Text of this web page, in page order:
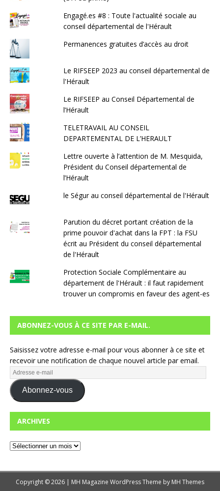
Engagé.es #8 : Toute l'actualité sociale au
conseil départemental de l'Hérault
Permanences gratuites d’accès au droit
Le RIFSEEP 2023 au conseil départemental de
l'Hérault
Le RIFSEEP au Conseil Départemental de
l’Hérault
TELETRAVAIL AU CONSEIL
DEPARTEMENTAL DE L’HERAULT
Lettre ouverte à l’attention de M. Mesquida,
Président du Conseil départemental de
l’Hérault
le Ségur au conseil départemental de l'Hérault
Parution du décret portant création de la
prime pouvoir d'achat dans la FPT : la FSU
écrit au Président du conseil départemental
de l'Hérault
Protection Sociale Complémentaire au
département de l'Hérault : il faut rapidement
trouver un compromis en faveur des agent-es
ABONNEZ-VOUS À CE SITE PAR E-MAIL.
Saisissez votre adresse e-mail pour vous abonner à ce site et
recevoir une notification de chaque nouvel article par email.
Abonnez-vous
ARCHIVES
Copyright © 2026 | MH Magazine WordPress Theme by MH Themes